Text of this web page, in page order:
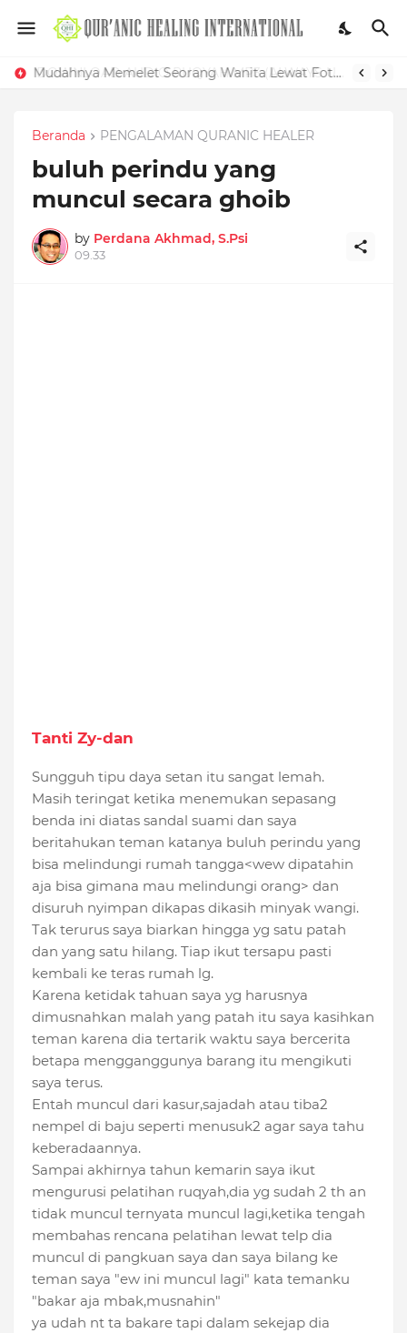
Mudahnya Memelet Seorang Wanita Lewat Foto di Facebook
Beranda PENGALAMAN QURANIC HEALER
buluh perindu yang
muncul secara ghoib
by Perdana Akhmad, S.Psi
09.33
Tanti Zy-dan
Sungguh tipu daya setan itu sangat lemah.
Masih teringat ketika menemukan sepasang
benda ini diatas sandal suami dan saya
beritahukan teman katanya buluh perindu yang
bisa melindungi rumah tangga<wew dipatahin
aja bisa gimana mau melindungi orang> dan
disuruh nyimpan dikapas dikasih minyak wangi.
Tak terurus saya biarkan hingga yg satu patah
dan yang satu hilang. Tiap ikut tersapu pasti
kembali ke teras rumah lg.
Karena ketidak tahuan saya yg harusnya
dimusnahkan malah yang patah itu saya kasihkan
teman karena dia tertarik waktu saya bercerita
betapa mengganggunya barang itu mengikuti
saya terus.
Entah muncul dari kasur,sajadah atau tiba2
nempel di baju seperti menusuk2 agar saya tahu
keberadaannya.
Sampai akhirnya tahun kemarin saya ikut
mengurusi pelatihan ruqyah,dia yg sudah 2 th an
tidak muncul ternyata muncul lagi,ketika tengah
membahas rencana pelatihan lewat telp dia
muncul di pangkuan saya dan saya bilang ke
teman saya "ew ini muncul lagi" kata temanku
"bakar aja mbak,musnahin"
ya udah nt ta bakare tapi dalam sekejap dia